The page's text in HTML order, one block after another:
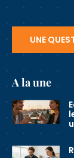
UNE
A la une